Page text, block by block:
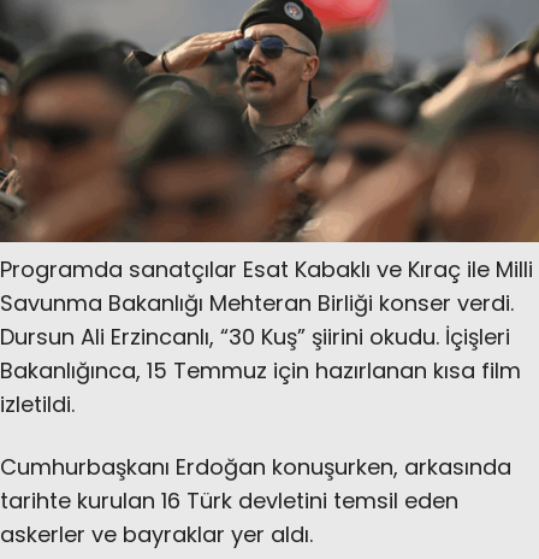
Programda sanatçılar Esat Kabaklı ve Kıraç ile Milli
Savunma Bakanlığı Mehteran Birliği konser verdi.
Dursun Ali Erzincanlı, “30 Kuş” şiirini okudu. İçişleri
Bakanlığınca, 15 Temmuz için hazırlanan kısa film
izletildi.
Cumhurbaşkanı Erdoğan konuşurken, arkasında
tarihte kurulan 16 Türk devletini temsil eden
askerler ve bayraklar yer aldı.